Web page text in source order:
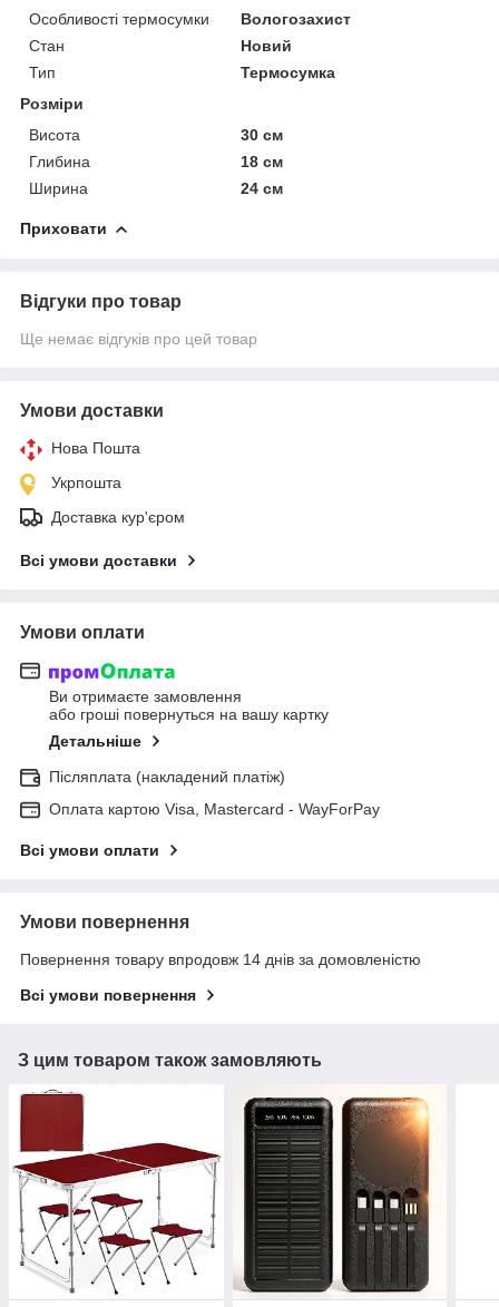
Особливості термосумки
Вологозахист
Стан
Новий
Тип
Термосумка
Розміри
Висота
30 см
Глибина
18 см
Ширина
24 см
Приховати
Відгуки про товар
Ще немає відгуків про цей товар
Умови доставки
Нова Пошта
Укрпошта
Доставка кур'єром
Всі умови доставки
Умови оплати
Ви отримаєте замовлення
або гроші повернуться на вашу картку
Детальніше
Післяплата (накладений платіж)
Оплата картою Visa, Mastercard - WayForPay
Всі умови оплати
Умови повернення
Повернення товару впродовж 14 днів за домовленістю
Всі умови повернення
З цим товаром також замовляють